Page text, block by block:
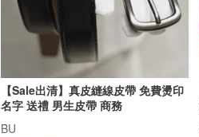
【Sale出清】真皮縫線皮帶 免費燙印
名字 送禮 男生皮帶 商務
BU